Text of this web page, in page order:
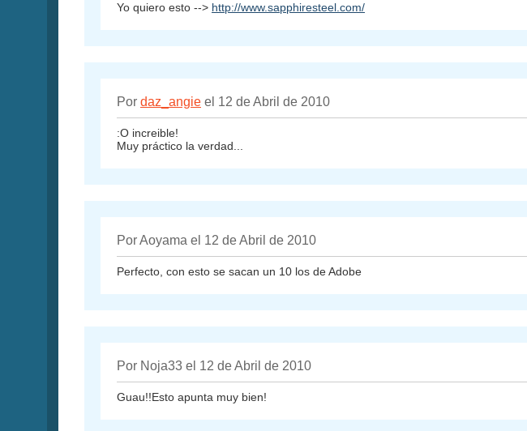
Yo quiero esto --> http://www.sapphiresteel.com/
Por daz_angie el 12 de Abril de 2010
:O increible!
Muy práctico la verdad...
Por Aoyama el 12 de Abril de 2010
Perfecto, con esto se sacan un 10 los de Adobe
Por Noja33 el 12 de Abril de 2010
Guau!!Esto apunta muy bien!